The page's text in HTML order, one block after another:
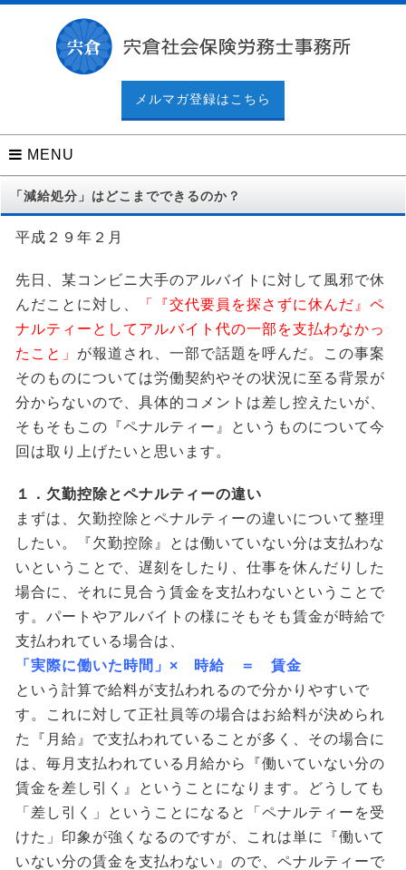
メルマガ登録はこちら
MENU
「減給処分」はどこまでできるのか？
平成２９年２月
先日、某コンビニ大手のアルバイトに対して風邪で休
んだことに対し、
「『交代要員を探さずに休んだ』ペ
ナルティーとしてアルバイト代の一部を支払わなかっ
たこと」 が報道され、一部で話題を呼んだ。この事案
そのものについては労働契約やその状況に至る背景が
分からないので、具体的コメントは差し控えたいが、
そもそもこの『ペナルティー』というものについて今
回は取り上げたいと思います。
１．欠勤控除とペナルティーの違い
まずは、欠勤控除とペナルティーの違いについて整理
したい。『欠勤控除』とは働いていない分は支払わな
いということで、遅刻をしたり、仕事を休んだりした
場合に、それに見合う賃金を支払わないということで
す。パートやアルバイトの様にそもそも賃金が時給で
支払われている場合は、
「実際に働いた時間」× 時給 ＝ 賃金
という計算で給料が支払われるので分かりやすいで
す。これに対して正社員等の場合はお給料が決められ
た『月給』で支払われていることが多く、その場合に
は、毎月支払われている月給から『働いていない分の
賃金を差し引く』ということになります。どうしても
「差し引く」ということになると「ペナルティーを受
けた」印象が強くなるのですが、これは単に『働いて
いない分の賃金を支払わない』ので、ペナルティーで